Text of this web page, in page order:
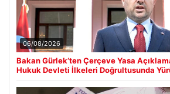
06/08/2026
Bakan Gürlek’ten Çerçeve Yasa
Hukuk Devleti İlkeleri Doğrultusunda